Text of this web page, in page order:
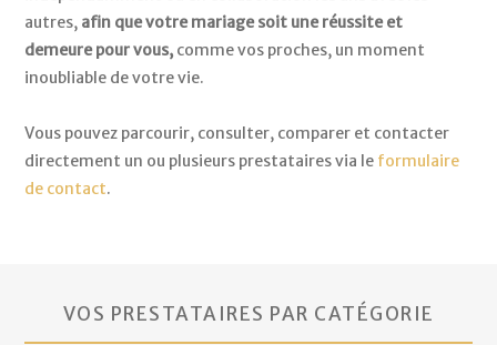
autres, afin que votre mariage soit une réussite et
demeure pour vous, comme vos proches, un moment
inoubliable de votre vie.
Vous pouvez parcourir, consulter, comparer et contacter
directement un ou plusieurs prestataires via le formulaire
de contact.
VOS PRESTATAIRES PAR CATÉGORIE